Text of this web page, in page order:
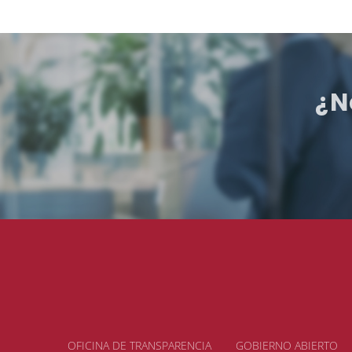
OFICINA DE TRANSPARENCIA GOBIERNO ABIERTO